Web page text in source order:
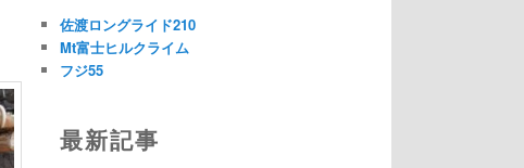
佐渡ロングライド210
Mt富士ヒルクライム
フジ55
最新記事